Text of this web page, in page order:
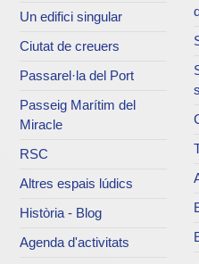
Un edifici singular
Ciutat de creuers
Passarel·la del Port
Passeig Marítim del
Miracle
RSC
Altres espais lúdics
Història - Blog
Agenda d'activitats